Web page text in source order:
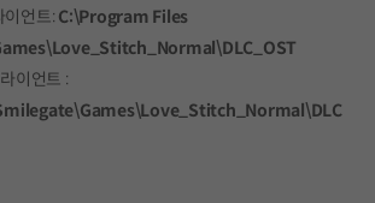
이언트: C:\Program Files
이언트 :